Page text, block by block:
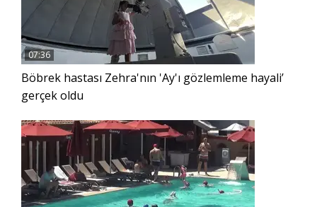
07:36
Böbrek hastası Zehra'nın 'Ay'ı gözlemleme hayali’
gerçek oldu